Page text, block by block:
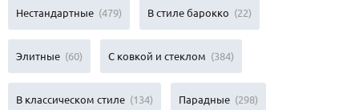
Нестандартные (479) В стиле барокко (22)
Элитные (60) С ковкой и стеклом (384)
В классическом стиле (134) Парадные (298)